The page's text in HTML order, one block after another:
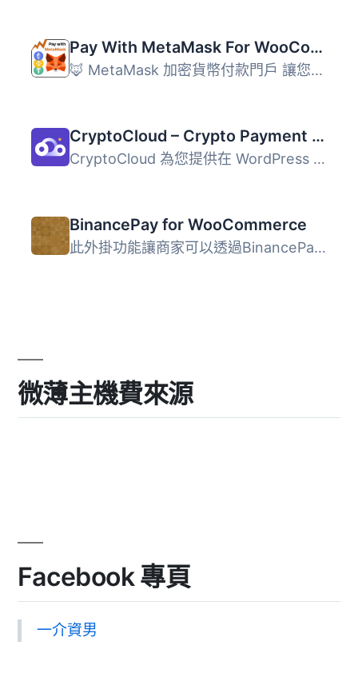
Pay With MetaMask For WooCommerce – Cryptocurrency Payment Gateway
🦊 MetaMask 加密貨幣付款門戶 讓您的顧客通過 MetaMask 擴展...
CryptoCloud – Crypto Payment Gateway
CryptoCloud 為您提供在 WordPress 和 Woocommerce 上接受世...
BinancePay for WooCommerce
此外掛功能讓商家可以透過BinancePay平台接受客戶付款。所有...
微薄主機費來源
Facebook 專頁
一介資男